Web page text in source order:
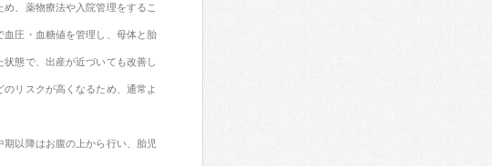
、薬物療法や入院管理をするこ
血圧・血糖値を管理し、母体と胎
状態で、出産が近づいても改善し
のリスクが高くなるため、通常よ
期以降はお腹の上から行い、胎児